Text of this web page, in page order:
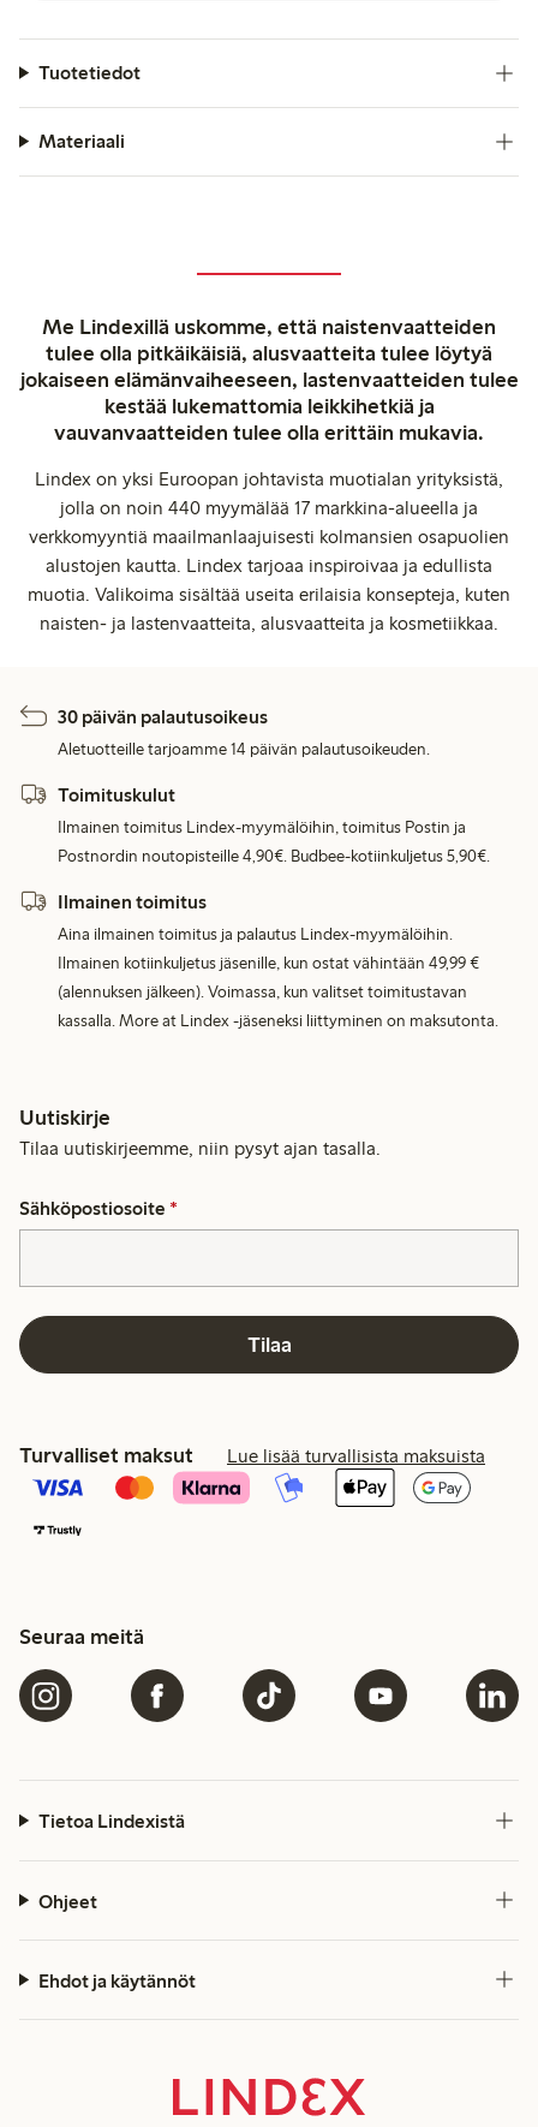
Tuotetiedot
Materiaali
Me Lindexillä uskomme, että naistenvaatteiden
tulee olla pitkäikäisiä, alusvaatteita tulee löytyä
jokaiseen elämänvaiheeseen, lastenvaatteiden tulee
kestää lukemattomia leikkihetkiä ja
vauvanvaatteiden tulee olla erittäin mukavia.
Lindex on yksi Euroopan johtavista muotialan yrityksistä,
jolla on noin 440 myymälää 17 markkina-alueella ja
verkkomyyntiä maailmanlaajuisesti kolmansien osapuolien
alustojen kautta. Lindex tarjoaa inspiroivaa ja edullista
muotia. Valikoima sisältää useita erilaisia konsepteja, kuten
naisten- ja lastenvaatteita, alusvaatteita ja kosmetiikkaa.
30 päivän palautusoikeus
Aletuotteille tarjoamme 14 päivän palautusoikeuden.
Toimituskulut
Ilmainen toimitus Lindex-myymälöihin, toimitus Postin ja
Postnordin noutopisteille 4,90€. Budbee-kotiinkuljetus 5,90€.
Ilmainen toimitus
Aina ilmainen toimitus ja palautus Lindex-myymälöihin.
Ilmainen kotiinkuljetus jäsenille, kun ostat vähintään 49,99 €
(alennuksen jälkeen). Voimassa, kun valitset toimitustavan
kassalla. More at Lindex -jäseneksi liittyminen on maksutonta.
Uutiskirje
Tilaa uutiskirjeemme, niin pysyt ajan tasalla.
Sähköpostiosoite *
Tilaa
Turvalliset maksut Lue lisää turvallisista maksuista
Seuraa meitä
Tietoa Lindexistä
Ohjeet
Ehdot ja käytännöt